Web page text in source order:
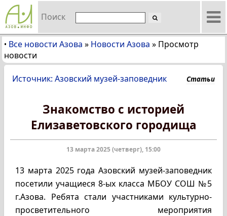
Поиск
• Все новости Азова » Новости Азова » Просмотр
новости
Источник: Азовский музей-заповедник Статьи
Знакомство с историей
Елизаветовского городища
13 марта 2025 (четверг), 15:00
13 марта 2025 года Азовский музей-заповедник
посетили учащиеся 8-ых класса МБОУ СОШ №5
г.Азова. Ребята стали участниками культурно-
просветительного мероприятия